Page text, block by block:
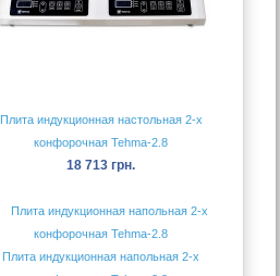
Плита индукционная настольная 2-х
конфорочная Tehma-2.8
18 713 грн.
Плита индукционная напольная 2-х